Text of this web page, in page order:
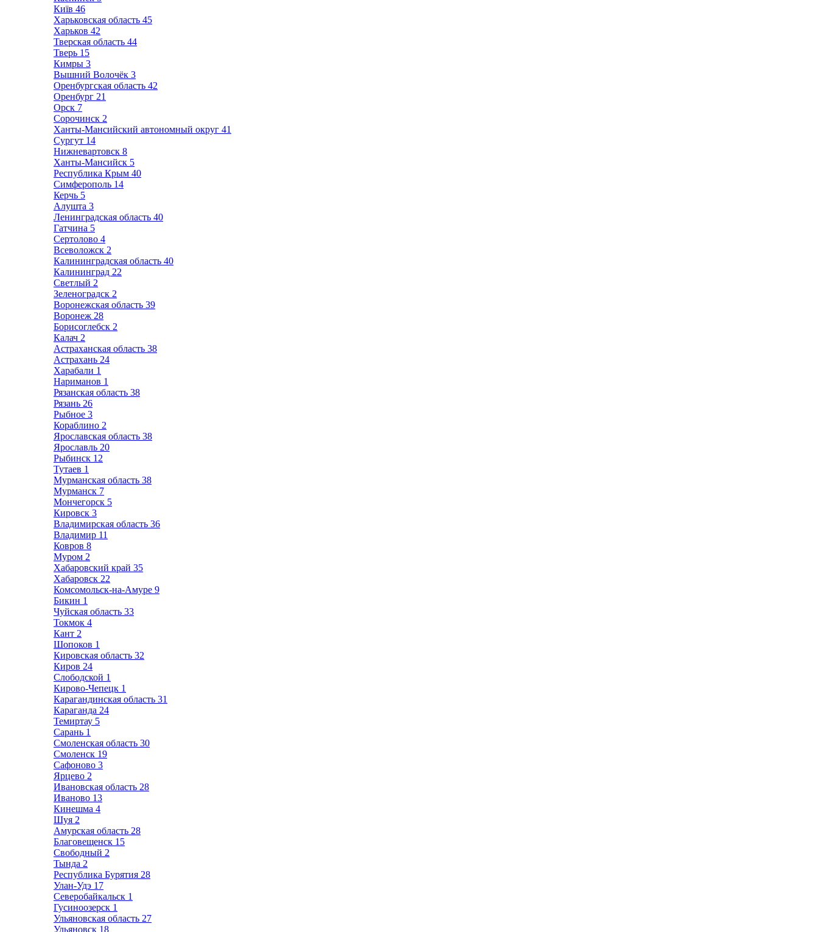
Київ 46
Харьковская область 45
Харьков 42
Тверская область 44
Тверь 15
Кимры 3
Вышний Волочёк 3
Оренбургская область 42
Оренбург 21
Орск 7
Сорочинск 2
Ханты-Мансийский автономный округ 41
Сургут 14
Нижневартовск 8
Ханты-Мансийск 5
Республика Крым 40
Симферополь 14
Керчь 5
Алушта 3
Ленинградская область 40
Гатчина 5
Сертолово 4
Всеволожск 2
Калининградская область 40
Калининград 22
Светлый 2
Зеленоградск 2
Воронежская область 39
Воронеж 28
Борисоглебск 2
Калач 2
Астраханская область 38
Астрахань 24
Харабали 1
Нариманов 1
Рязанская область 38
Рязань 26
Рыбное 3
Кораблино 2
Ярославская область 38
Ярославль 20
Рыбинск 12
Тутаев 1
Мурманская область 38
Мурманск 7
Мончегорск 5
Кировск 3
Владимирская область 36
Владимир 11
Ковров 8
Муром 2
Хабаровский край 35
Хабаровск 22
Комсомольск-на-Амуре 9
Бикин 1
Чуйская область 33
Токмок 4
Кант 2
Шопоков 1
Кировская область 32
Киров 24
Слободской 1
Кирово-Чепецк 1
Карагандинская область 31
Караганда 24
Темиртау 5
Сарань 1
Смоленская область 30
Смоленск 19
Сафоново 3
Ярцево 2
Ивановская область 28
Иваново 13
Кинешма 4
Шуя 2
Амурская область 28
Благовещенск 15
Свободный 2
Тында 2
Республика Бурятия 28
Улан-Удэ 17
Северобайкальск 1
Гусиноозерск 1
Ульяновская область 27
Ульяновск 18